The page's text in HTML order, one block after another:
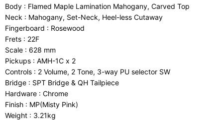
Body : Flamed Maple Lamination Mahogany, Carved Top
Neck : Mahogany, Set-Neck, Heel-less Cutaway
Fingerboard : Rosewood
Frets : 22F
Scale : 628 mm
Pickups : AMH-1C x 2
Controls : 2 Volume, 2 Tone, 3-way PU selector SW
Bridge : SPT Bridge & QH Tailpiece
Hardware : Chrome
Finish : MP(Misty Pink)
Weight : 3.21kg